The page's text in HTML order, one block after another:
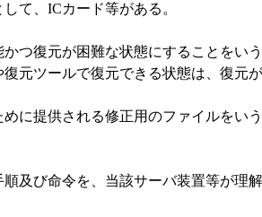
て、ICカード等がある。
復元が困難な状態にすることをい
元ツールで復元できる状態は、復元
提供される修正用のファイルをい
び命令を、当該サーバ装置等が理